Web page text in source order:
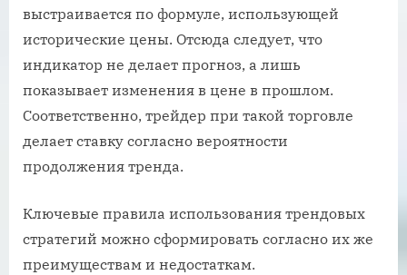
выстраивается по формуле, использующей
исторические цены. Отсюда следует, что
индикатор не делает прогноз, а лишь
показывает изменения в цене в прошлом.
Соответственно, трейдер при такой торговле
делает ставку согласно вероятности
продолжения тренда.
Ключевые правила использования трендовых
стратегий можно сформировать согласно их же
преимуществам и недостаткам.